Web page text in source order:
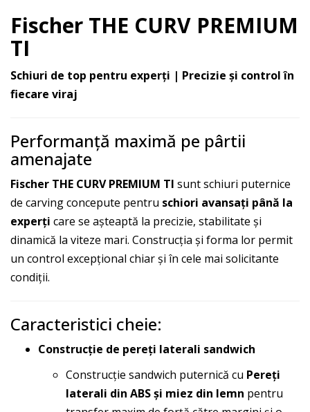
Fischer THE CURV PREMIUM
TI
Schiuri de top pentru experți | Precizie și control în
fiecare viraj
Performanță maximă pe pârtii
amenajate
Fischer THE CURV PREMIUM TI sunt schiuri puternice
de carving concepute pentru schiori avansați până la
experți care se așteaptă la precizie, stabilitate și
dinamică la viteze mari. Construcția și forma lor permit
un control excepțional chiar și în cele mai solicitante
condiții.
Caracteristici cheie:
Construcție de pereți laterali sandwich
Construcție sandwich puternică cu Pereți
laterali din ABS și miez din lemn pentru